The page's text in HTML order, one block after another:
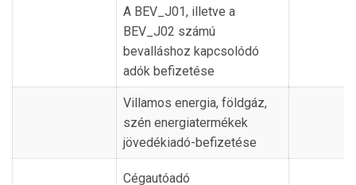
A BEV_J01, illetve a
BEV_J02 számú
bevalláshoz kapcsolódó
adók befizetése
Villamos energia, földgáz,
szén energiatermékek
jövedékiadó-befizetése
Cégautóadó